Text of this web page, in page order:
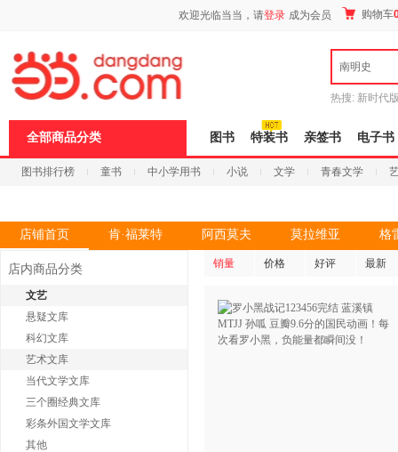
欢迎光临当当，请登录 成为会员 购物车
南明史
热搜: 新时代
全部商品分类 图书 特装书 亲签书 电子书
图书排行榜 童书 中小学用书 小说 文学 青春文学
店铺首页 肯·福莱特 阿西莫夫 莫拉维亚 格
店内商品分类
文艺
悬疑文库
科幻文库
艺术文库
当代文学文库
三个圈经典文库
彩条外国文学文库
其他
销量 价格 好评 最新
页
浪
键
打